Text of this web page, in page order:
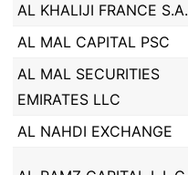
AL KHALIJI FRANCE S.A.
AL MAL CAPITAL PSC
AL MAL SECURITIES
EMIRATES LLC
AL NAHDI EXCHANGE